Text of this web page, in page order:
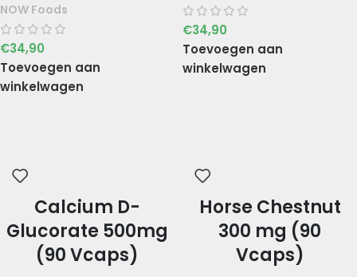
NOW Foods
€34,90
Toevoegen aan
winkelwagen
€34,90
Toevoegen aan
winkelwagen
Calcium D-
Glucorate 500mg
(90 Vcaps)
Horse Chestnut
300 mg (90
Vcaps)